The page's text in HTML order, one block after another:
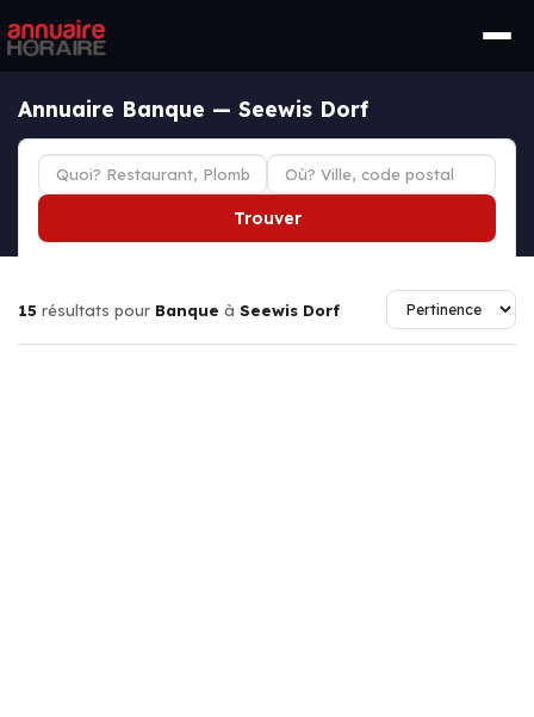
Annuaire Banque — Seewis Dorf
Trouver
15 résultats pour Banque à Seewis Dorf